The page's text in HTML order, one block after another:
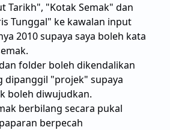
Tarikh", "Kotak Semak" dan
Tunggal" ke kawalan input
2010 supaya saya boleh kata
folder boleh dikendalikan
dipanggil "projek" supaya
boleh diwujudkan.
berbilang secara pukal
berpecah